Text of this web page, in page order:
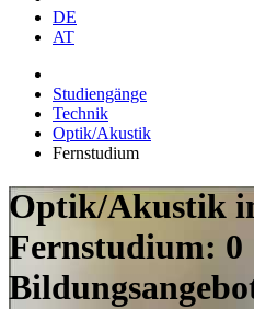
DE
AT
Studiengänge
Technik
Optik/Akustik
Fernstudium
Optik/Akustik
Fernstudium: 0